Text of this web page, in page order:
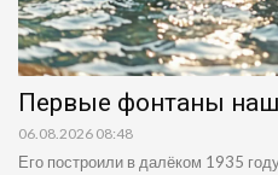
Первые фонтаны
06.08.2026 08:48
Его построили в далёком 1935